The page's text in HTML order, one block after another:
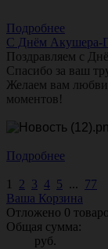
Подробнее
С Днём Акушера-
Поздравляем с
Спасибо за ваш
Желаем вам
моментов!
Подробнее
1 2 3 4 5 ... 77
Ваша Корзина
Отложено 0
Общая сумма:
руб.